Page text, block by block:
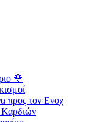
🌹
προς τον Ενοχ
Καρδιών